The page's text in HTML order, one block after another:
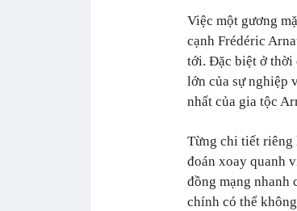
Việc một gương
cạnh Frédéric
tới. Đặc biệt ở thời
lớn của sự nghiệp
nhất của gia tộc
Từng chi tiết riêng
đoán xoay quanh
đồng mạng nhanh
chính có thể